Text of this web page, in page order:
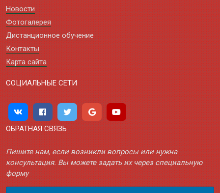
Новости
Фотогалерея
Дистанционное обучение
Контакты
Карта сайта
СОЦИАЛЬНЫЕ СЕТИ
ОБРАТНАЯ СВЯЗЬ
Пишите нам, если возникли вопросы или нужна
консультация. Вы можете задать их через специальную
форму